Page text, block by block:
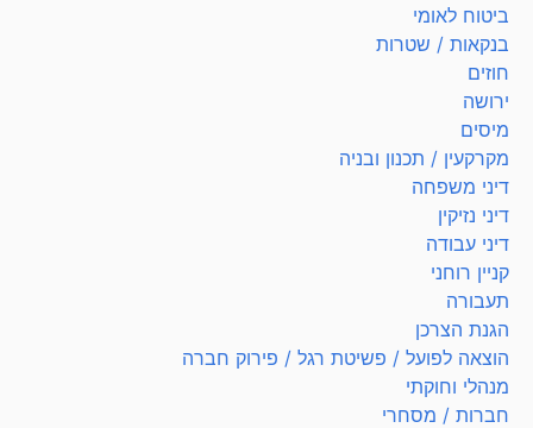
ביטוח לאומי
בנקאות / שטרות
חוזים
ירושה
מיסים
מקרקעין / תכנון ובניה
דיני משפחה
דיני נזיקין
דיני עבודה
קניין רוחני
תעבורה
הגנת הצרכן
הוצאה לפועל / פשיטת רגל / פירוק חברה
מנהלי וחוקתי
חברות / מסחרי